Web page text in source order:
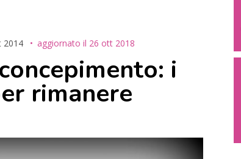
2014 aggiornato il 26 ott 2018
i
rimanere